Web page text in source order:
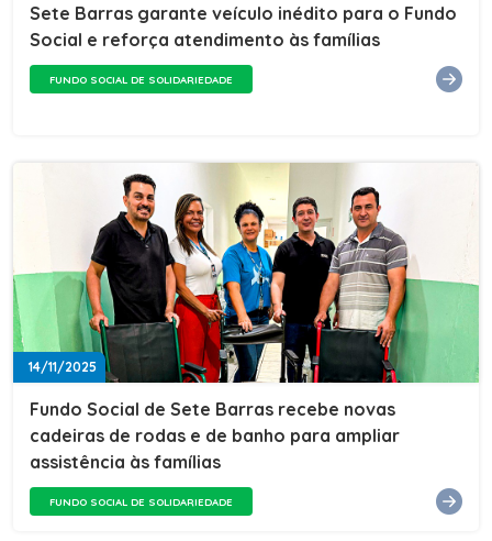
Sete Barras garante veículo inédito para o Fundo
Social e reforça atendimento às famílias
FUNDO SOCIAL DE SOLIDARIEDADE
14/11/2025
Fundo Social de Sete Barras recebe novas
cadeiras de rodas e de banho para ampliar
assistência às famílias
FUNDO SOCIAL DE SOLIDARIEDADE